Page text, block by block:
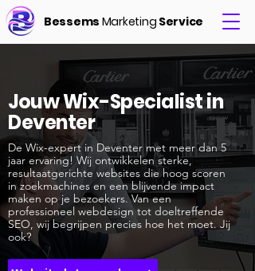
Bessems Marketing Service
Jouw Wix-Specialist in
Deventer
De Wix-expert in Deventer met meer dan 5
jaar ervaring! Wij ontwikkelen sterke,
resultaatgerichte websites die hoog scoren
in zoekmachines en een blijvende impact
maken op je bezoekers. Van een
professioneel webdesign tot doeltreffende
SEO, wij begrijpen precies hoe het moet. Jij
ook?